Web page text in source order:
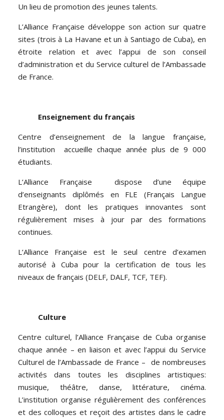
Un lieu de promotion des jeunes talents.
L’Alliance Française développe son action sur quatre
sites (trois à La Havane et un à Santiago de Cuba), en
étroite relation et avec l’appui de son conseil
d’administration et du Service culturel de l’Ambassade
de France.
Enseignement du français
Centre d’enseignement de la langue française,
l’institution accueille chaque année plus de 9 000
étudiants.
L’Alliance Française dispose d’une équipe
d’enseignants diplômés en FLE (Français Langue
Etrangère), dont les pratiques innovantes sont
régulièrement mises à jour par des formations
continues.
L’Alliance Française est le seul centre d’examen
autorisé à Cuba pour la certification de tous les
niveaux de français (DELF, DALF, TCF, TEF).
Culture
Centre culturel, l’Alliance Française de Cuba organise
chaque année – en liaison et avec l’appui du Service
Culturel de l’Ambassade de France – de nombreuses
activités dans toutes les disciplines artistiques:
musique, théâtre, danse, littérature, cinéma.
L’institution organise régulièrement des conférences
et des colloques et reçoit des artistes dans le cadre